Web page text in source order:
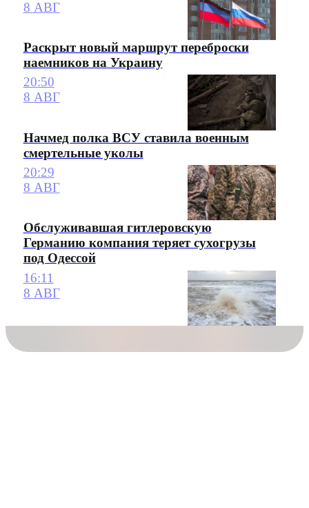
8 АВГ
Раскрыт новый маршрут переброски
наемников на Украину
20:50
8 АВГ
Начмед полка ВСУ ставила военным
смертельные уколы
20:29
8 АВГ
Обслуживавшая гитлеровскую
Германию компания теряет сухогрузы
под Одессой
16:11
8 АВГ